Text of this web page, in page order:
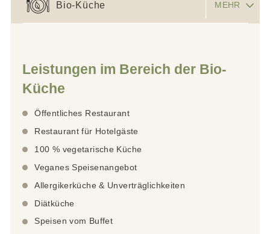
MEHR
Bio-Küche
Leistungen im Bereich der Bio-
Küche
Öffentliches Restaurant
Restaurant für Hotelgäste
100 % vegetarische Küche
Veganes Speisenangebot
Allergikerküche & Unverträglichkeiten
Diätküche
Speisen vom Buffet